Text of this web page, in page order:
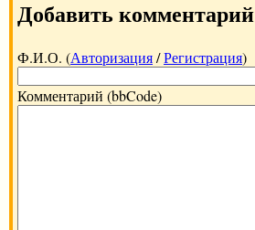
Добавить комментарий
Ф.И.О. (Авторизация/Регистрация)
Комментарий (bbCode)